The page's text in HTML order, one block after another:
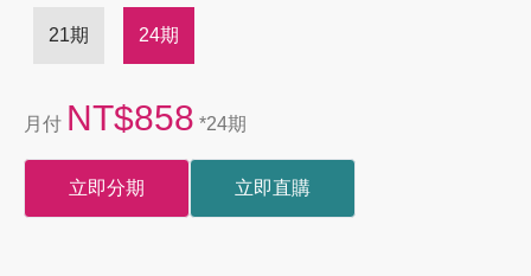
21期 24期
月付 NT$858 *24期
立即分期 立即直購